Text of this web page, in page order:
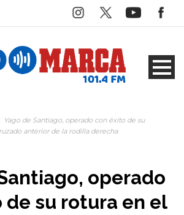
Yago de Santiago, operado con éxito de su
anterior de la rodilla derecha
operado
de su rotura en el